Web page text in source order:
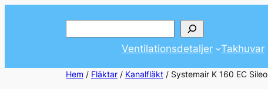
Ventilationsdetaljer
Takhuvar
Hem / Fläktar / Kanalfläkt / Systemair K 160 EC Sileo